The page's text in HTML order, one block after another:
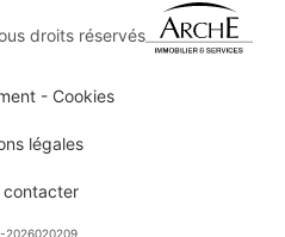
droits réservés
- Cookies
légales
contacter
2026020209